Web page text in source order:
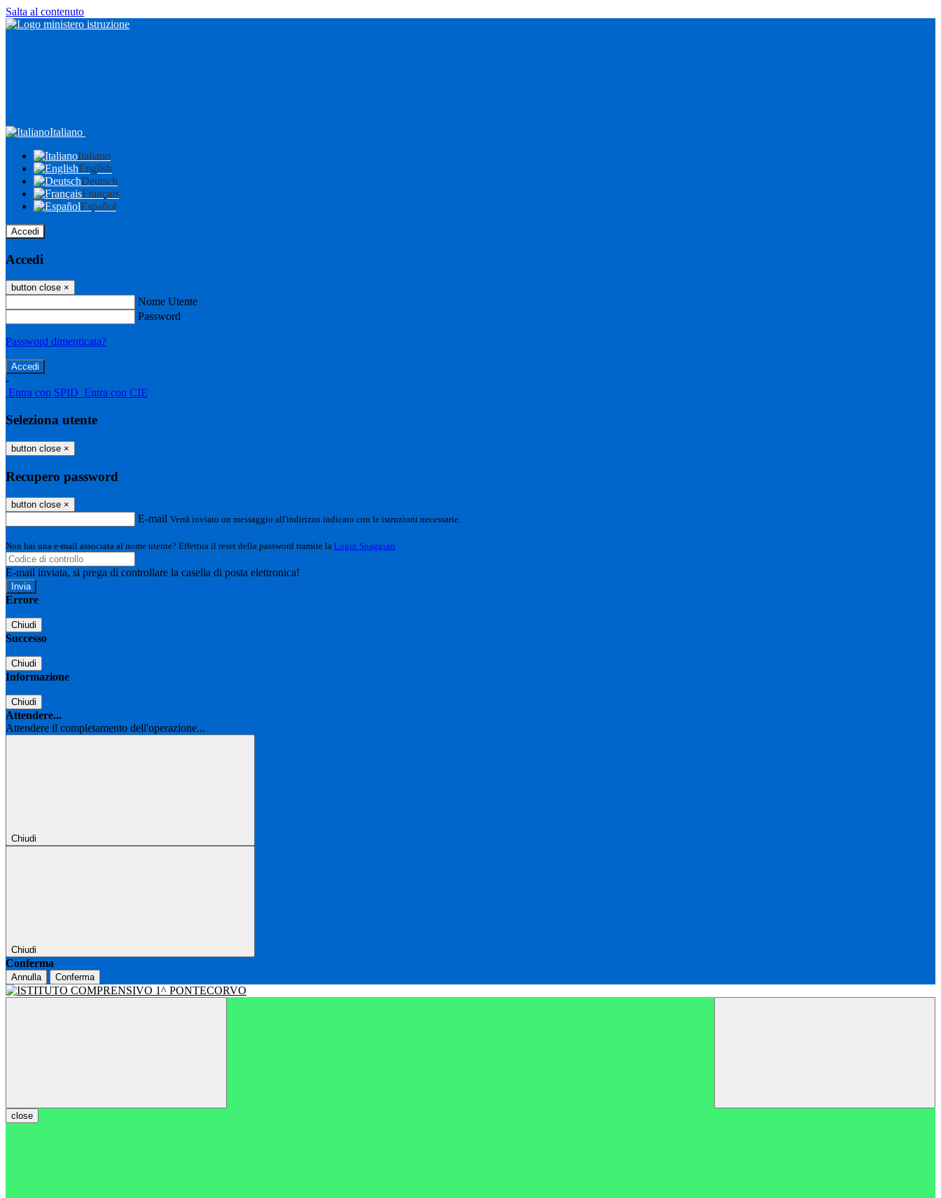
Salta al contenuto
Italiano
Italiano
English
Deutsch
Français
Español
Accedi
Accedi
button close ×
Nome Utente
Password
Password dimenticata?
-
Entra con SPID Entra con CIE
Seleziona utente
button close ×
Recupero password
button close ×
E-mail Verrà inviato un messaggio all'indirizzo indicato con le istruzioni necessarie.
Non hai una e-mail associata al nome utente? Effettua il reset della password tramite la Login Spaggiari
E-mail inviata, si prega di controllare la casella di posta elettronica!
Errore
Chiudi
Successo
Chiudi
Informazione
Chiudi
Attendere...
Attendere il completamento dell'operazione...
Chiudi
Chiudi
Conferma
Annulla Conferma
close